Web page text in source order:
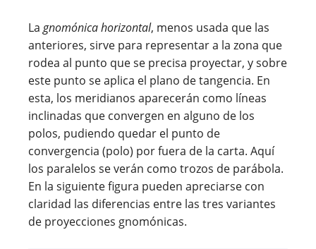
La gnomónica horizontal, menos usada que las
anteriores, sirve para representar a la zona que
rodea al punto que se precisa proyectar, y sobre
este punto se aplica el plano de tangencia. En
esta, los meridianos aparecerán como líneas
inclinadas que convergen en alguno de los
polos, pudiendo quedar el punto de
convergencia (polo) por fuera de la carta. Aquí
los paralelos se verán como trozos de parábola.
En la siguiente figura pueden apreciarse con
claridad las diferencias entre las tres variantes
de proyecciones gnomónicas.